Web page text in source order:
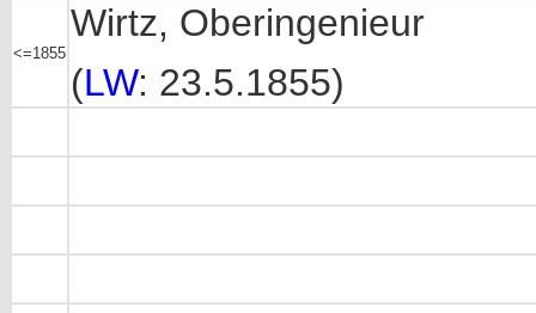
<=1855
Wirtz, Oberingenieur
(LW: 23.5.1855)